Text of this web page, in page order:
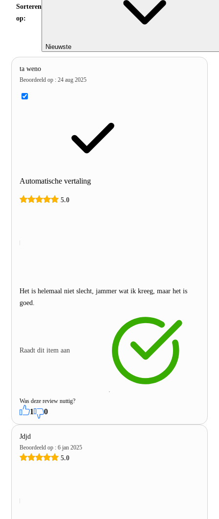
Sorteren
op:
Nieuwste
ta weno
Beoordeeld op : 24 aug 2025
Automatische vertaling
5.0
Het is helemaal niet slecht, jammer wat ik kreeg, maar het is
goed.
Raadt dit item aan
Was deze review nuttig?
1 0
Jdjd
Beoordeeld op : 6 jan 2025
5.0